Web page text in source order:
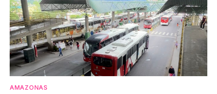
AMAZONAS